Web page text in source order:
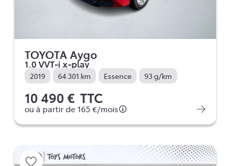
TOYOTA Aygo
1.0 VVT-i x-play
2019 64 301 km Essence 93 g/km
10 490 € TTC
ou à partir de 165 €/mois